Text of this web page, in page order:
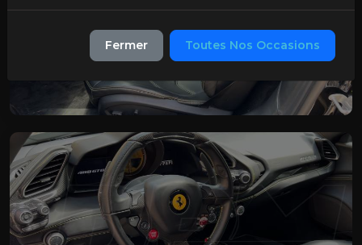
Fermer Toutes Nos Occasions